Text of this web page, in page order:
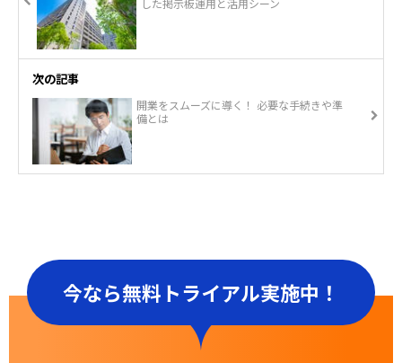
次の記事
開業をスムーズに導く！ 必要な手続きや準
備とは
今なら無料トライアル実施中！